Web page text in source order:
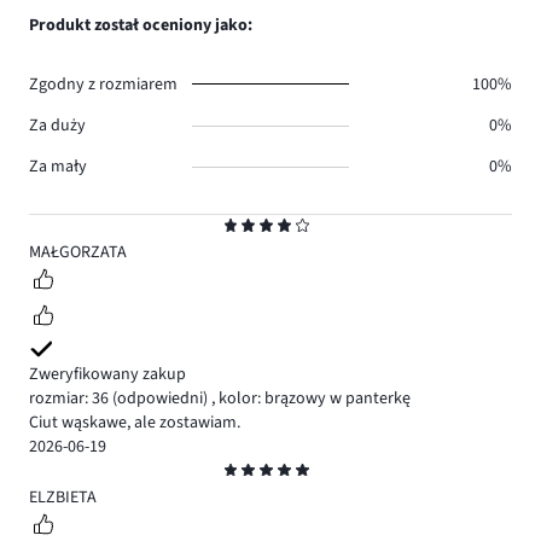
4
MAŁGORZATA
Zweryfikowany zakup
rozmiar: 36 (odpowiedni) , kolor: brązowy w panterkę
Ciut wąskawe, ale zostawiam.
2026-06-19
5
ELZBIETA
Produkt został oceniony jako:
Zgodny z rozmiarem
100%
Za duży
0%
Za mały
0%